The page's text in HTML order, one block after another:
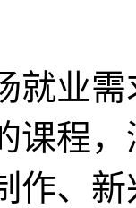
就业
课程
作、